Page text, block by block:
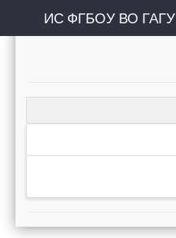
ИС ФГБОУ ВО ГАГУ